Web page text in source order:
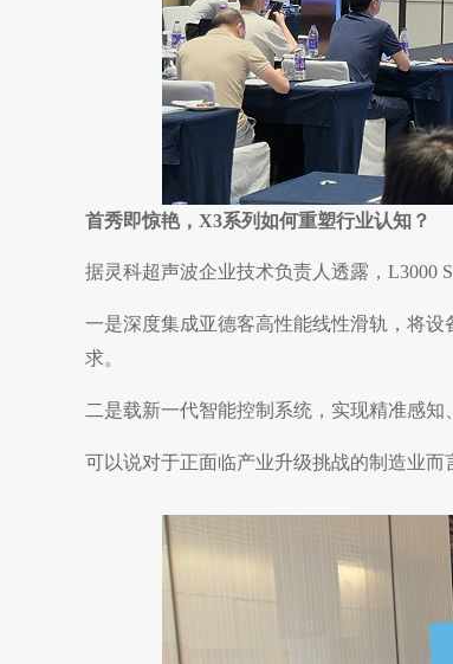
首秀即惊艳，X3系列如何重塑行业认知？
据灵科超声波企业技术负责人透露，L3000
一是深度集成亚德客高性能线性滑轨，将
求。
二是载新一代智能控制系统，实现精准感
可以说对于正面临产业升级挑战的制造业而